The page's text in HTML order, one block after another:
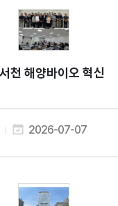
2026-07-07